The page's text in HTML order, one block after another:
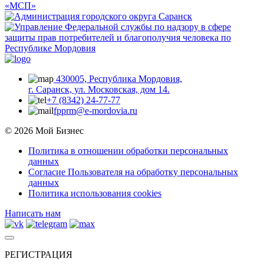
430005, Республика Мордовия,
г. Саранск, ул. Московская, дом 14.
+7 (8342) 24-77-77
fpprm@e-mordovia.ru
© 2026 Мой Бизнес
Политика в отношении обработки персональных
данных
Согласие Пользователя на обработку персональных
данных
Политика использования cookies
Написать нам
РЕГИСТРАЦИЯ